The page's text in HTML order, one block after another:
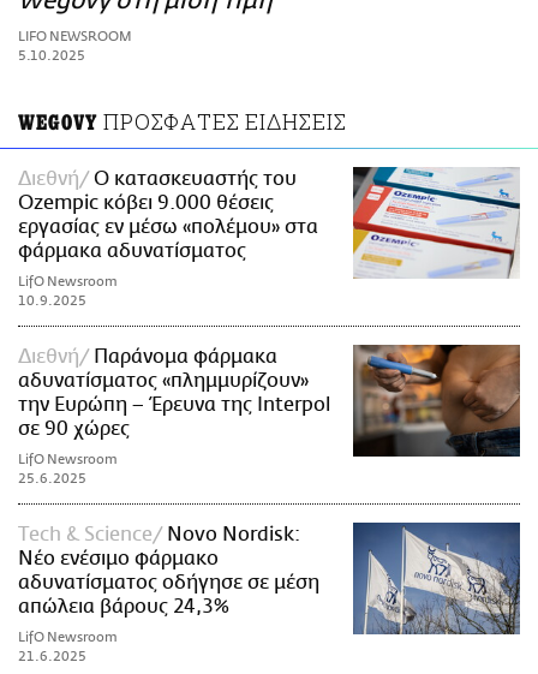
ΑΜΠΑ
PRINT
LIFO NEWSROOM
5.10.2025
WEGOVY ΠΡΟΣΦΑΤΕΣ ΕΙΔΗΣΕΙΣ
Διεθνή
Ο κατασκευαστής του
Ozempic κόβει 9.000 θέσεις
εργασίας εν μέσω «πολέμου» στα
φάρμακα αδυνατίσματος
LifO Newsroom
10.9.2025
Διεθνή
Παράνομα φάρμακα
αδυνατίσματος «πλημμυρίζουν»
την Ευρώπη – Έρευνα της Interpol
σε 90 χώρες
LifO Newsroom
25.6.2025
Τech & Science
Novo Nordisk:
Νέο ενέσιμο φάρμακο
αδυνατίσματος οδήγησε σε μέση
απώλεια βάρους 24,3%
LifO Newsroom
21.6.2025